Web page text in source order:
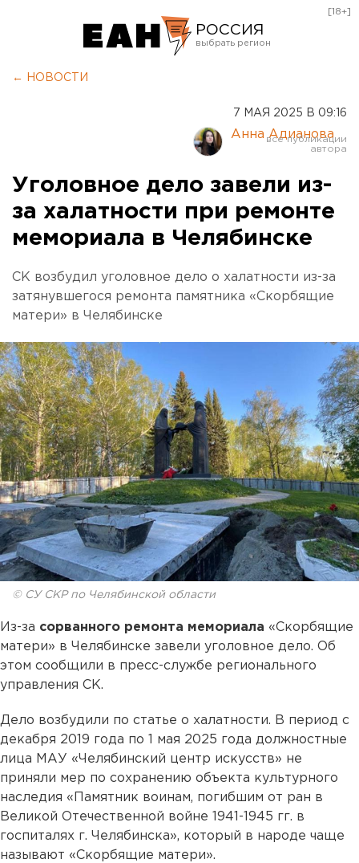
РОССИЯ
Курган
Оренбург
[18+]
← НОВОСТИ
7 МАЯ 2025 В 09:16
Анна Адианова
Уголовное дело завели из-
за халатности при ремонте
мемориала в Челябинске
СК возбудил уголовное дело о халатности из-за
затянувшегося ремонта памятника «Скорбящие
матери» в Челябинске
© СУ СКР по Челябинской области
Из-за сорванного ремонта мемориала «Скорбящие
матери» в Челябинске завели уголовное дело. Об
этом сообщили в пресс-службе регионального
управления СК.
Дело возбудили по статье о халатности. В период с
декабря 2019 года по 1 мая 2025 года должностные
лица МАУ «Челябинский центр искусств» не
приняли мер по сохранению объекта культурного
наследия «Памятник воинам, погибшим от ран в
Великой Отечественной войне 1941-1945 гг. в
госпиталях г. Челябинска», который в народе чаще
называют «Скорбящие матери».